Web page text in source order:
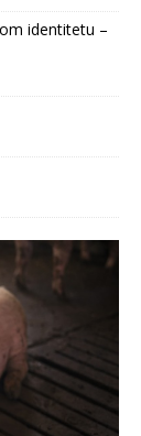
identitetu –